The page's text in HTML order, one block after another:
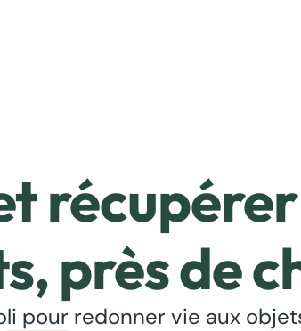
près de
pour redonner vie aux